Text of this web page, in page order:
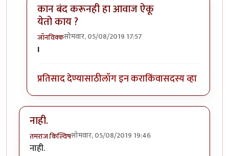
कान बंद करूनही हा आवाज ऐकू
येतो काय ?
जॉनविक्कसोमवार, 05/08/2019 17:57
In reply to
I
प्रतिसाद देण्यासाठीलॉग इन कराकिंवासदस्य व्हा
नाही.
तमराज किल्विषसोमवार, 05/08/2019 19:46
नाही.